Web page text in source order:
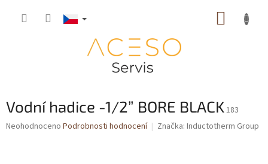
Vodní hadice -1/2” BORE BLACK183
Průměrné
Neohodnoceno Podrobnosti hodnocení Značka: Inductotherm Group